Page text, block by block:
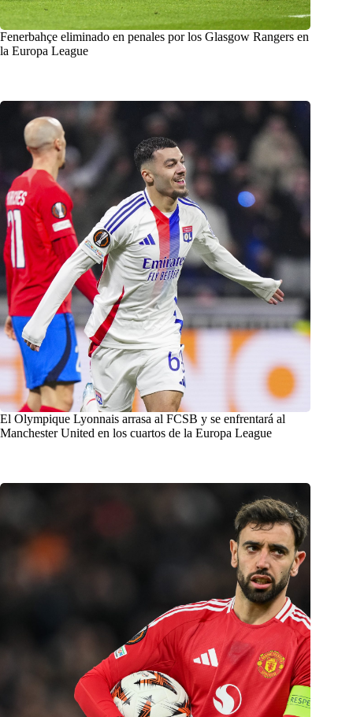
Fenerbahçe eliminado en penales por los Glasgow Rangers en
la Europa League
El Olympique Lyonnais arrasa al FCSB y se enfrentará al
Manchester United en los cuartos de la Europa League